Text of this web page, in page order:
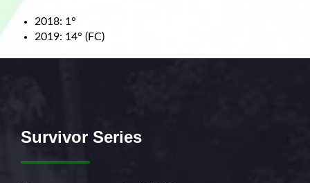
2018: 1°
2019: 14° (FC)
Survivor Series